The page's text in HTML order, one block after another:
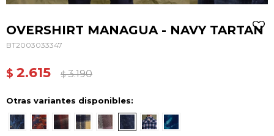
OVERSHIRT MANAGUA - NAVY TARTAN
BT2003033347
$ 2.615 $ 3.190
Otras variantes disponibles: